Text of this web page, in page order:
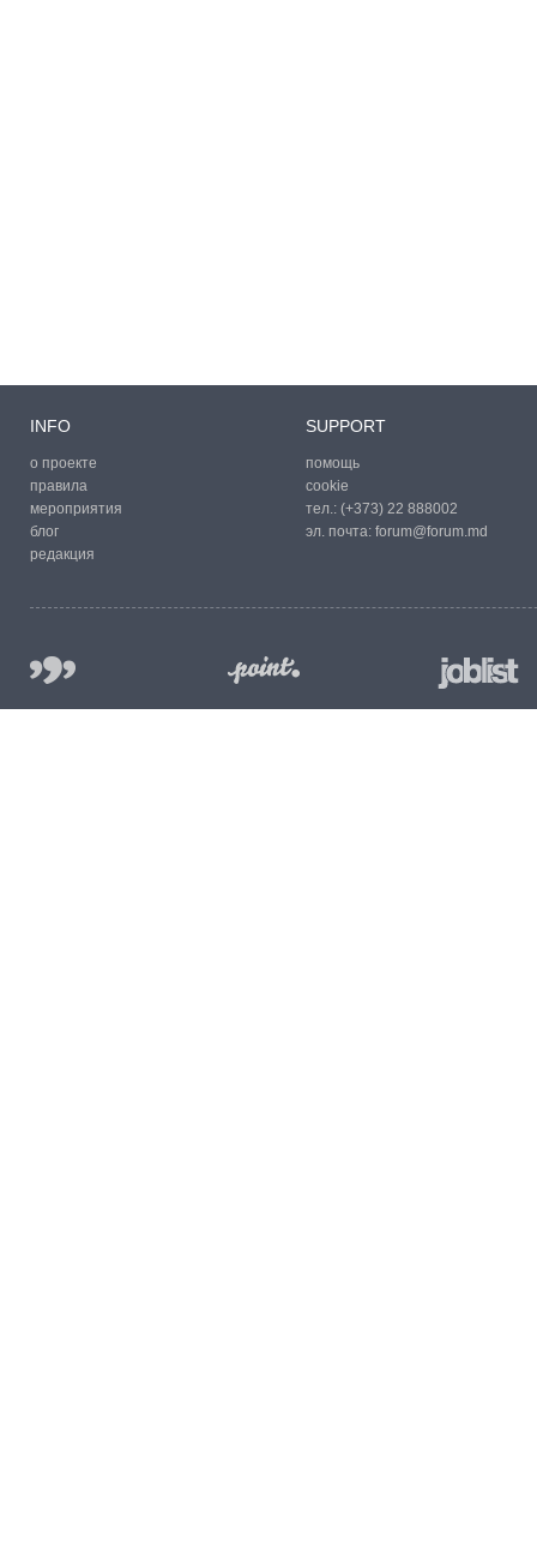
INFO
о проекте
правила
мероприятия
блог
редакция
SUPPORT
помощь
cookie
тел.: (+373) 22 888002
эл. почта: forum@forum.md